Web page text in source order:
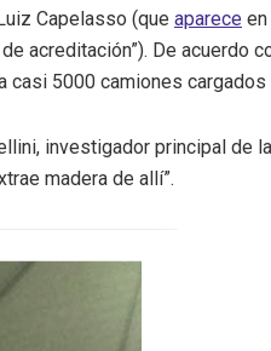
Capelasso (que aparece
acreditación”). De acuerdo
5000 camiones cargados
investigador principal de
madera de allí”.